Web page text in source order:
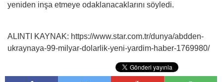
yeniden inşa etmeye odaklanacaklarını söyledi.
ALINTI KAYNAK: https://www.star.com.tr/dunya/abdden-
ukraynaya-99-milyar-dolarlik-yeni-yardim-haber-1769980/